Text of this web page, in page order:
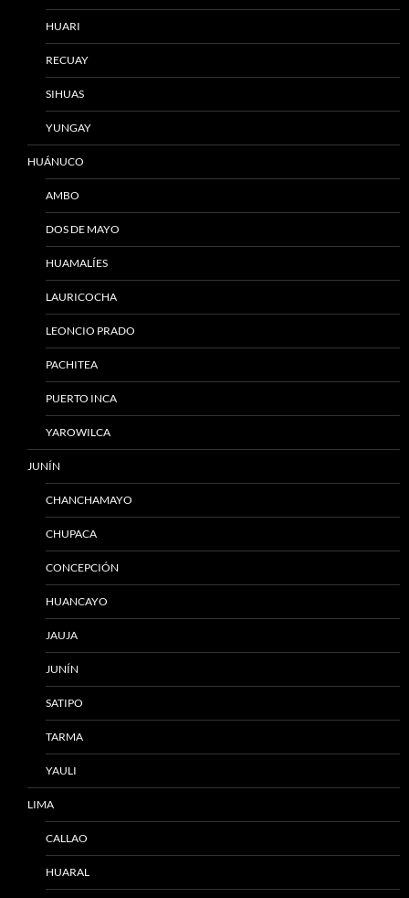
HUARI
RECUAY
SIHUAS
YUNGAY
HUÁNUCO
AMBO
DOS DE MAYO
HUAMALÍES
LAURICOCHA
LEONCIO PRADO
PACHITEA
PUERTO INCA
YAROWILCA
JUNÍN
CHANCHAMAYO
CHUPACA
CONCEPCIÓN
HUANCAYO
JAUJA
JUNÍN
SATIPO
TARMA
YAULI
LIMA
CALLAO
HUARAL